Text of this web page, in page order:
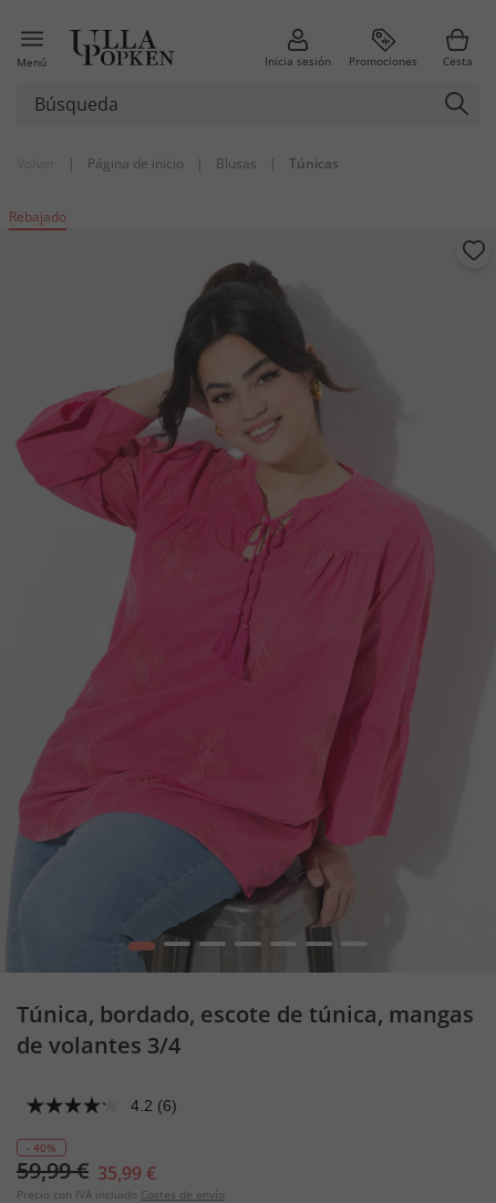
Menú Inicia sesión Promociones Cesta
| Página de inicio | Blusas | Túnicas
Rebajado
1 2 3 4 5 6 7
Túnica, bordado, escote de túnica, mangas
de volantes 3/4
4.2 (6)
- 40%
59,99 € 35,99 €
Precio con IVA incluido Costes de envío